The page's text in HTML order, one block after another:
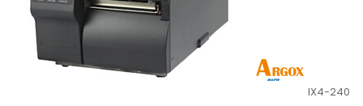
IX4-240